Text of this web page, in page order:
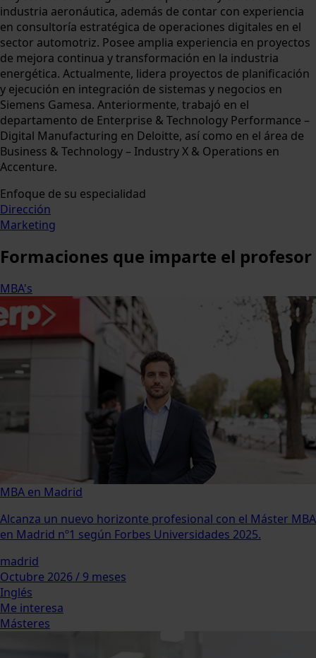
industria aeronáutica, además de contar con experiencia
en consultoría estratégica de operaciones digitales en el
sector automotriz. Posee amplia experiencia en proyectos
de mejora continua y transformación en la industria
energética. Actualmente, lidera proyectos de planificación
y ejecución en integración de sistemas y negocios en
Siemens Gamesa. Anteriormente, trabajó en el
departamento de Enterprise & Technology Performance –
Digital Manufacturing en Deloitte, así como en el área de
Business & Technology – Industry X & Operations en
Accenture.
Enfoque de su especialidad
Dirección
Marketing
Formaciones que imparte el profesor
MBA's
MBA en Madrid
Alcanza un nuevo horizonte profesional con el Máster MBA
en Madrid nº1 según Forbes Universidades 2025.
madrid
Octubre 2026 / 9 meses
Inglés
Me interesa
Másteres